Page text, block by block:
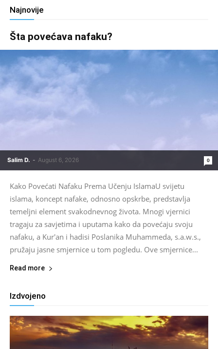
Najnovije
Šta povećava nafaku?
Salim D. - August 6, 2026 0
Kako Povećati Nafaku Prema Učenju IslamaU svijetu
islama, koncept nafake, odnosno opskrbe, predstavlja
temeljni element svakodnevnog života. Mnogi vjernici
tragaju za savjetima i uputama kako da povećaju svoju
nafaku, a Kur'an i hadisi Poslanika Muhammeda, s.a.w.s.,
pružaju jasne smjernice u tom pogledu. Ove smjernice...
Read more
Izdvojeno